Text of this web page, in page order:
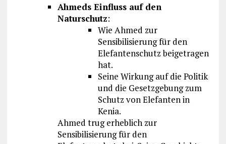
Ahmeds Einfluss auf den
Naturschutz:
Wie Ahmed zur
Sensibilisierung für den
Elefantenschutz beigetragen
hat.
Seine Wirkung auf die Politik
und die Gesetzgebung zum
Schutz von Elefanten in
Kenia.
Ahmed trug erheblich zur
Sensibilisierung für den